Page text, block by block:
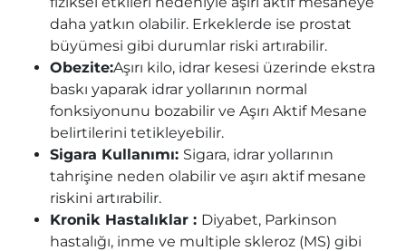
daha yatkın olabilir. Erkeklerde ise prostat
büyümesi gibi durumlar riski artırabilir.
Obezite:Aşırı kilo, idrar kesesi üzerinde ekstra
baskı yaparak idrar yollarının normal
fonksiyonunu bozabilir ve Aşırı Aktif Mesane
belirtilerini tetikleyebilir.
Sigara Kullanımı: Sigara, idrar yollarının
tahrişine neden olabilir ve aşırı aktif mesane
riskini artırabilir.
Kronik Hastalıklar : Diyabet, Parkinson
hastalığı, inme ve multiple skleroz (MS) gibi